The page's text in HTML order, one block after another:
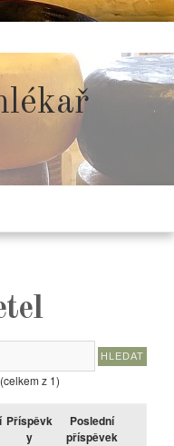
z 1)
Příspěvk
y
Poslední
příspěvek